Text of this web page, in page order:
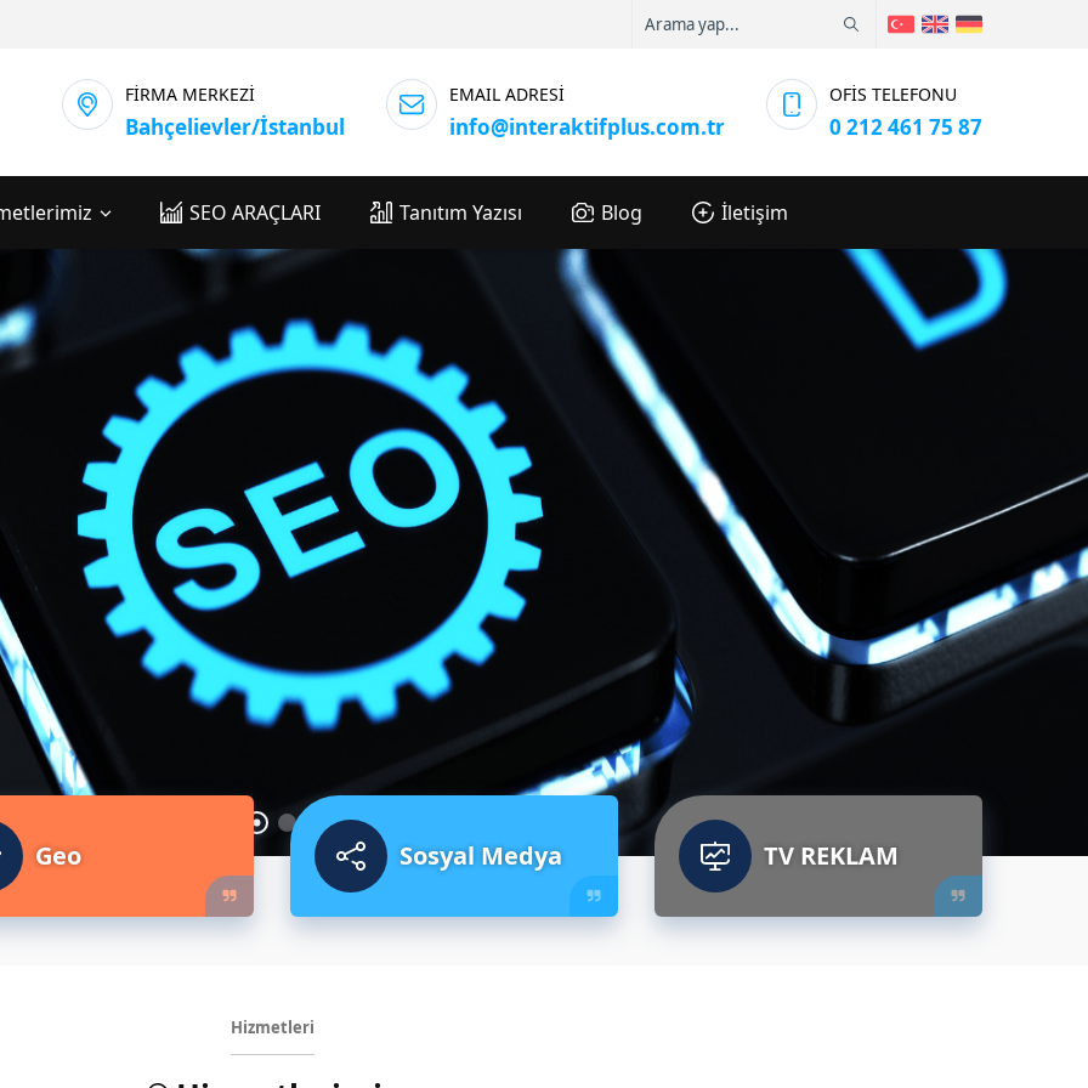
FİRMA MERKEZİ
Bahçelievler/İstanbul
EMAIL ADRESİ
info@interaktifplus.com.tr
OFİS TELEFONU
0 212 461 75 87
SEO ARAÇLARI Tanıtım Yazısı Blog İletişim
Geo Sosyal Medya TV REKLAM
Hizmetleri